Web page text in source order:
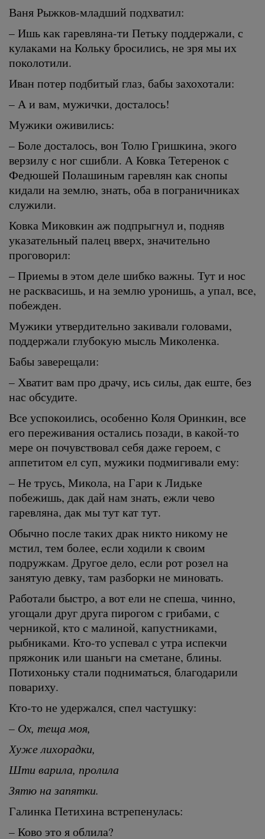
Ваня Рыжков-младший подхватил:
– Ишь как гаревляна-ти Петьку поддержали, с
кулаками на Кольку бросились, не зря мы их
поколотили.
Иван потер подбитый глаз, бабы захохотали:
– А и вам, мужички, досталось!
Мужики оживились:
– Боле досталось, вон Толю Гришкина, экого
верзилу с ног сшибли. А Ковка Тетеренок с
Федюшей Полашиным гаревлян как снопы
кидали на землю, знать, оба в пограничниках
служили.
Ковка Миковкин аж подпрыгнул и, подняв
указательный палец вверх, значительно
проговорил:
– Приемы в этом деле шибко важны. Тут и нос
не расквасишь, и на землю уронишь, а упал, все,
побежден.
Мужики утвердительно закивали головами,
поддержали глубокую мысль Миколенка.
Бабы заверещали:
– Хватит вам про драчу, ись силы, дак еште, без
нас обсудите.
Все успокоились, особенно Коля Оринкин, все
его переживания остались позади, в какой-то
мере он почувствовал себя даже героем, с
аппетитом ел суп, мужики подмигивали ему:
– Не трусь, Микола, на Гари к Лидьке
побежишь, дак дай нам знать, ежли чево
гаревляна, дак мы тут кат тут.
Обычно после таких драк никто никому не
мстил, тем более, если ходили к своим
подружкам. Другое дело, если рот розел на
занятую девку, там разборки не миновать.
Работали быстро, а вот ели не спеша, чинно,
угощали друг друга пирогом с грибами, с
черникой, кто с малиной, капустниками,
рыбниками. Кто-то успевал с утра испекчи
пряжоник или шаньги на сметане, блины.
Потихоньку стали подниматься, благодарили
повариху.
Кто-то не удержался, спел частушку:
– Ох, теща моя,
Хуже лихорадки,
Шти варила, пролила
Зятю на запятки.
Галинка Петихина встрепенулась:
– Ково это я облила?